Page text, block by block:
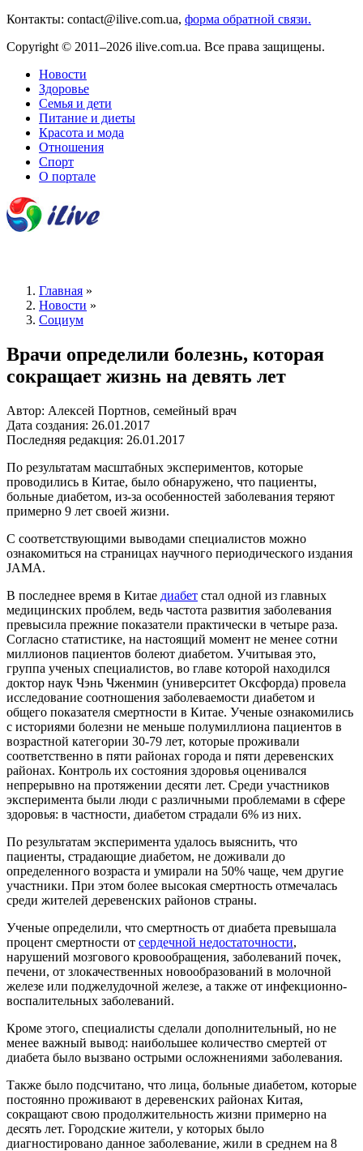
Контакты: contact@ilive.com.ua, форма обратной связи.
Copyright © 2011–2026 ilive.com.ua. Все права защищены.
Новости
Здоровье
Семья и дети
Питание и диеты
Красота и мода
Отношения
Спорт
О портале
Главная »
Новости »
Социум
Врачи определили болезнь, которая
сокращает жизнь на девять лет
Автор: Алексей Портнов, семейный врач
Дата создания: 26.01.2017
Последняя редакция: 26.01.2017
По результатам масштабных экспериментов, которые
проводились в Китае, было обнаружено, что пациенты,
больные диабетом, из-за особенностей заболевания теряют
примерно 9 лет своей жизни.
С соответствующими выводами специалистов можно
ознакомиться на страницах научного периодического издания
JAMA.
В последнее время в Китае диабет стал одной из главных
медицинских проблем, ведь частота развития заболевания
превысила прежние показатели практически в четыре раза.
Согласно статистике, на настоящий момент не менее сотни
миллионов пациентов болеют диабетом. Учитывая это,
группа ученых специалистов, во главе которой находился
доктор наук Чэнь Чженмин (университет Оксфорда) провела
исследование соотношения заболеваемости диабетом и
общего показателя смертности в Китае. Ученые ознакомились
с историями болезни не меньше полумиллиона пациентов в
возрастной категории 30-79 лет, которые проживали
соответственно в пяти районах города и пяти деревенских
районах. Контроль их состояния здоровья оценивался
непрерывно на протяжении десяти лет. Среди участников
эксперимента были люди с различными проблемами в сфере
здоровья: в частности, диабетом страдали 6% из них.
По результатам эксперимента удалось выяснить, что
пациенты, страдающие диабетом, не доживали до
определенного возраста и умирали на 50% чаще, чем другие
участники. При этом более высокая смертность отмечалась
среди жителей деревенских районов страны.
Ученые определили, что смертность от диабета превышала
процент смертности от сердечной недостаточности,
нарушений мозгового кровообращения, заболеваний почек,
печени, от злокачественных новообразований в молочной
железе или поджелудочной железе, а также от инфекционно-
воспалительных заболеваний.
Кроме этого, специалисты сделали дополнительный, но не
менее важный вывод: наибольшее количество смертей от
диабета было вызвано острыми осложнениями заболевания.
Также было подсчитано, что лица, больные диабетом, которые
постоянно проживают в деревенских районах Китая,
сокращают свою продолжительность жизни примерно на
десять лет. Городские жители, у которых было
диагностировано данное заболевание, жили в среднем на 8